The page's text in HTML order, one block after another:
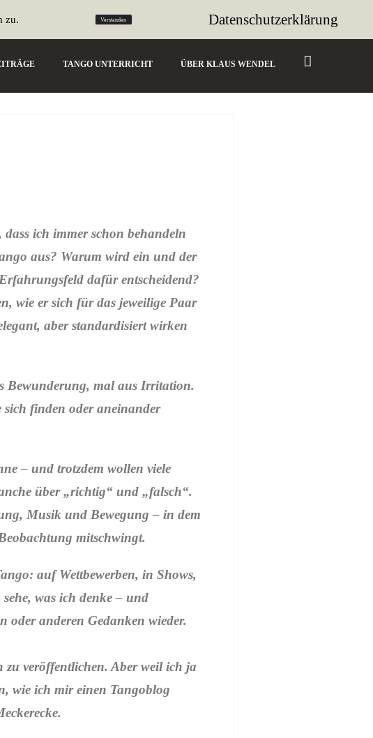
tango@sencillo.de
TANGO UNTERRICHT ÜBER KLAUS WENDEL
ich immer schon behandeln
aus? Warum wird ein und der
dafür entscheidend?
wie er sich für das jeweilige Paar
aber standardisiert wirken
Bewunderung, mal aus Irritation.
sich finden oder aneinander
– und trotzdem wollen viele
über „richtig“ und „falsch“.
Musik und Bewegung – in dem
mitschwingt.
auf Wettbewerben, in Shows,
was ich denke – und
oder anderen Gedanken wieder.
zu veröffentlichen. Aber weil ich ja
wie ich mir einen Tangoblog
zu. Verstanden Datenschutzerklärung